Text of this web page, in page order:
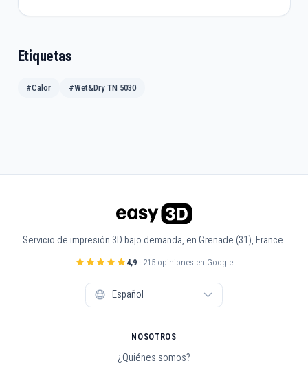
Etiquetas
#Calor #Wet&Dry TN 5030
Servicio de impresión 3D bajo demanda, en Grenade (31), France.
4,9· 215 opiniones en Google
NOSOTROS
¿Quiénes somos?